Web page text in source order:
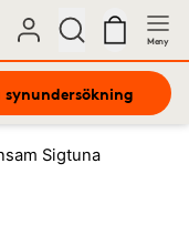
Meny
synundersökning
Sigtuna